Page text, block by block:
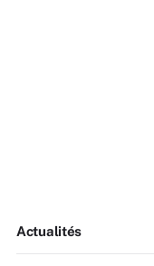
Actualités